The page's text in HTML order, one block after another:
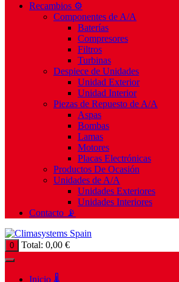
Recambios ⚙️
Componentes de A/A
Baterías
Compresores
Filtros
Turbinas
Despiece de Unidades
Unidad Exterior
Unidad Interior
Piezas de Repuesto de A/A
Aspas
Bombas
Lamas
Motores
Placas Electrónicas
Productos De Ocasión
Unidades de A/A
Unidades Exteriores
Unidades Interiores
Contacto 📡
0 Total: 0,00 €
Inicio 🌡️